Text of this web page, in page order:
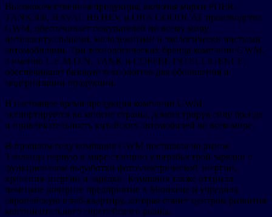
Высококачественная продукция, включая марки POER,
TANK300, HAVAL H6 HEV и ORA GOODCAT производства
GWM, обеспечивает покупателей по всему миру
интеллектуальными, молодежными и экологически чистыми
автомобилями. Три технологических бренда компании GWM,
а именно L.E.M.O.N, TANK и COFFEE INTELLIGENCE,
обеспечивают базовую технологию для обновления и
модернизации продукции.
В настоящее время продукция компании GWM
экспортируется во многие страны, демонстрируя силу бренда
и привлекательность китайских автомобилей во всем мире.
В прошлом году компания GWM поставила на рынок
Таиланда первую в мире станцию ультрабыстрой зарядки с
функционалом выработки фотоэлектрической энергии,
хранения энергии и зарядки. Компания также открыла
немецкое дочернее предприятие в Мюнхене и учредила
европейскую штаб-квартиру, которая станет центром развития
континентального европейского рынка.